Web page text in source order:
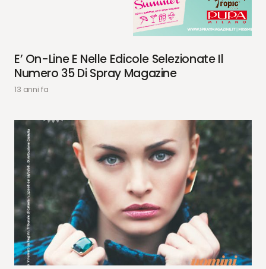
E’ On-Line E Nelle Edicole Selezionate Il
Numero 35 Di Spray Magazine
13 anni fa